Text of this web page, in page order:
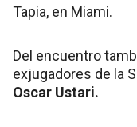
Tapia, en Miami.
Del encuentro
exjugadores de la
Oscar Ustari.